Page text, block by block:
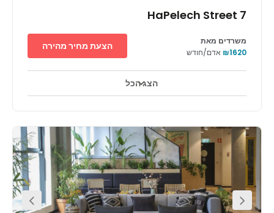
מעון יום לילדים
making it perfectly located for those who commute from
neighbouring towns. The surrounding area around the
workspace is filled with restaurants, cafes and shops in
which you can easily entertain and impress international
clients. There are also banks within the vicinity for your
convenience. There are also lots of beautiful gardens
within the area which are wonderful for a relaxing walk
during your lunch break.
משרדים מאת
אדם/חודש
הצעת מחיר מהירה
הצג הכל